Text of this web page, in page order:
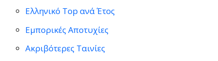
Ελληνικό Top ανά Έτος
Εμπορικές Αποτυχίες
Ακριβότερες Ταινίες